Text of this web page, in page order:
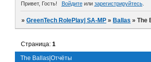
Привет, Гость! Войдитеили зарегистрируйтесь.
»GreenTech RolePlay| SA-MP »Ballas »The
The Ballas|Отчёты
Страница:1